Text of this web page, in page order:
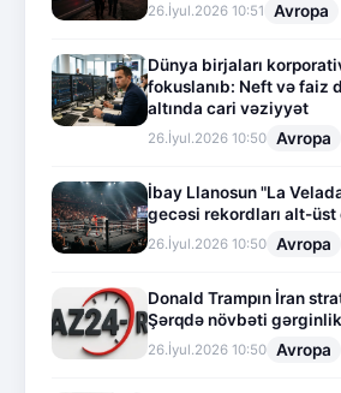
26.İyul.2026 10:51 Avropa
Dünya birjaları
fokuslanıb: Neft və faiz
altında cari vəziyyət
26.İyul.2026 10:50 Avropa
İbay Llanosun "La
gecəsi rekordları alt-üst
26.İyul.2026 10:50 Avropa
Donald Trampın İran
Şərqdə növbəti
26.İyul.2026 10:50 Avropa